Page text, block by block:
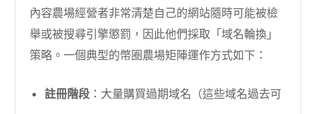
內容農場經營者非常清楚自己的網站隨時可能被檢
舉或被搜尋引擎懲罰，因此他們採取「域名輪換」
策略。一個典型的幣圈農場矩陣運作方式如下：
註冊階段 ：大量購買過期域名（這些域名過去可